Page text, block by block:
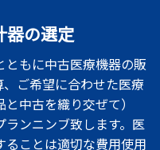
器の選定
ともに中古医療機器の販
ご希望に合わせた医療
中古を織り交ぜて）
ンニンブ致します。医
ことは適切な費用使用